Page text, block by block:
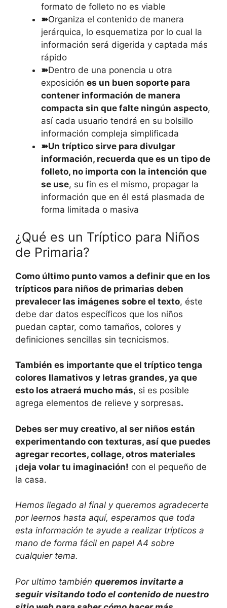
formato de folleto no es viable
➽Organiza el contenido de manera
jerárquica, lo esquematiza por lo cual la
información será digerida y captada más
rápido
➽Dentro de una ponencia u otra
exposición es un buen soporte para
contener información de manera
compacta sin que falte ningún aspecto,
así cada usuario tendrá en su bolsillo
información compleja simplificada
➽Un tríptico sirve para divulgar
información, recuerda que es un tipo de
folleto, no importa con la intención que
se use, su fin es el mismo, propagar la
información que en él está plasmada de
forma limitada o masiva
¿Qué es un Tríptico para Niños
de Primaria?
Como último punto vamos a definir que en los
trípticos para niños de primarias deben
prevalecer las imágenes sobre el texto, éste
debe dar datos específicos que los niños
puedan captar, como tamaños, colores y
definiciones sencillas sin tecnicismos.
También es importante que el tríptico tenga
colores llamativos y letras grandes, ya que
esto los atraerá mucho más, si es posible
agrega elementos de relieve y sorpresas.
Debes ser muy creativo, al ser niños están
experimentando con texturas, así que puedes
agregar recortes, collage, otros materiales
¡deja volar tu imaginación! con el pequeño de
la casa.
Hemos llegado al final y queremos agradecerte
por leernos hasta aquí, esperamos que toda
esta información te ayude a realizar trípticos a
mano de forma fácil en papel A4 sobre
cualquier tema.
Por ultimo también queremos invitarte a
seguir visitando todo el contenido de nuestro